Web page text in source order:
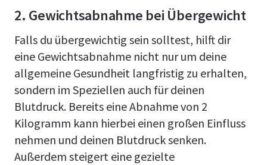
2. Gewichtsabnahme bei Übergewicht
Falls du übergewichtig sein solltest, hilft dir
eine Gewichtsabnahme nicht nur um deine
allgemeine Gesundheit langfristig zu erhalten,
sondern im Speziellen auch für deinen
Blutdruck. Bereits eine Abnahme von 2
Kilogramm kann hierbei einen großen Einfluss
nehmen und deinen Blutdruck senken.
Außerdem steigert eine gezielte